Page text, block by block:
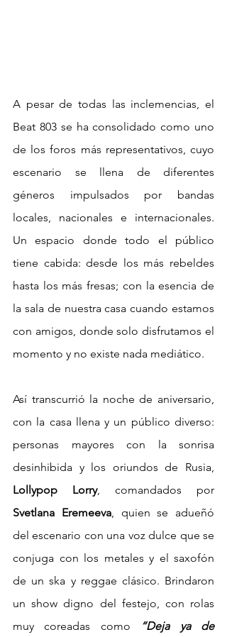
A pesar de todas las inclemencias, el
Beat 803 se ha consolidado como uno
de los foros más representativos, cuyo
escenario se llena de diferentes
géneros impulsados por bandas
locales, nacionales e internacionales.
Un espacio donde todo el público
tiene cabida: desde los más rebeldes
hasta los más fresas; con la esencia de
la sala de nuestra casa cuando estamos
con amigos, donde solo disfrutamos el
momento y no existe nada mediático.
Así transcurrió la noche de aniversario,
con la casa llena y un público diverso:
personas mayores con la sonrisa
Lollypop Lorry
Svetlana Eremeeva, quien se adueñó
del escenario con una voz dulce que se
conjuga con los metales y el saxofón
de un ska y reggae clásico. Brindaron
un show digno del festejo, con rolas
muy coreadas como
“Deja ya de